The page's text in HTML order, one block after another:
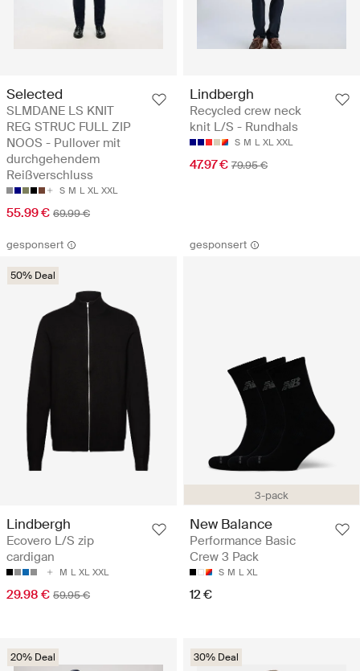
Selected
SLMDANE LS KNIT
REG STRUC FULL ZIP
NOOS - Pullover mit
durchgehendem
Reißverschluss
S M L XL XXL
55.99 € 69.99 €
Lindbergh
Recycled crew neck
knit L/S - Rundhals
S M L XL XXL
47.97 € 79.95 €
gesponsert
50% Deal
Lindbergh
Ecovero L/S zip
cardigan
M L XL XXL
29.98 € 59.95 €
gesponsert
3-pack
New Balance
Performance Basic
Crew 3 Pack
S M L XL
12 €
20% Deal 30% Deal